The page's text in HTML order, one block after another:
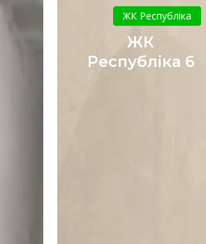
Республіка
6
ЖК Республіка
ЖК
Республіка 6